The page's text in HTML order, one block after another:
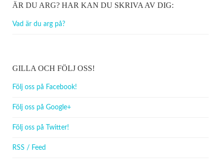
ÄR DU ARG? HAR KAN DU SKRIVA AV DIG:
Vad är du arg på?
GILLA OCH FÖLJ OSS!
Följ oss på Facebook!
Följ oss på Google+
Följ oss på Twitter!
RSS / Feed